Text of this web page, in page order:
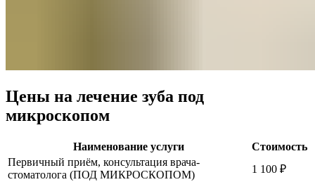
Цены на лечение зуба под
микроскопом
Наименование услуги
Стоимость
Первичный приём, консультация врача-
стоматолога (ПОД МИКРОСКОПОМ)
1 100 ₽